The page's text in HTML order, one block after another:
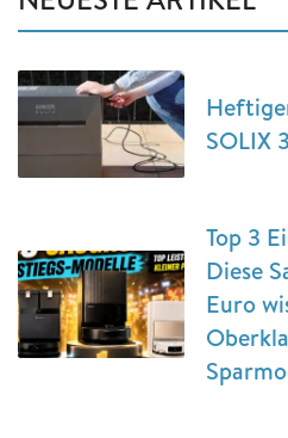
SOLIX
Top 3
Diese
Euro